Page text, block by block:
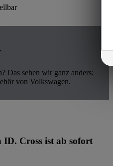
Das sehen wir ganz anders:
von Volkswagen.
ID. Cross ist ab sofort